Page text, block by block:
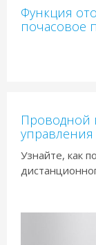
Функция
почасовое
Проводной
управления
Узнайте, как